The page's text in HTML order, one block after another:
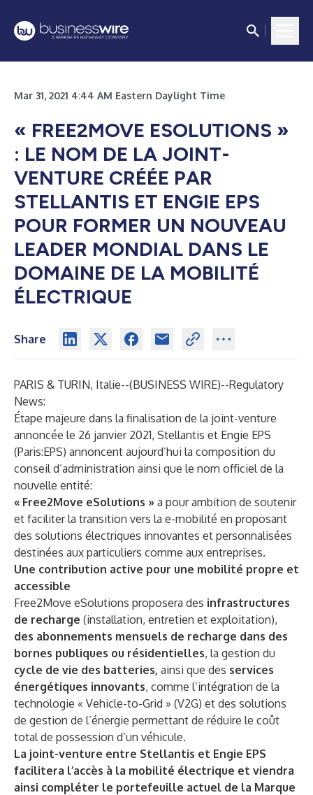
Mar 31, 2021 4:44 AM Eastern Daylight Time
« FREE2MOVE ESOLUTIONS »
: LE NOM DE LA JOINT-
VENTURE CRÉÉE PAR
STELLANTIS ET ENGIE EPS
POUR FORMER UN NOUVEAU
LEADER MONDIAL DANS LE
DOMAINE DE LA MOBILITÉ
ÉLECTRIQUE
Share
PARIS & TURIN, Italie--(BUSINESS WIRE)--Regulatory
News:
Étape majeure dans la finalisation de la joint-venture
annoncée le 26 janvier 2021, Stellantis et Engie EPS
(Paris:EPS) annoncent aujourd’hui la composition du
conseil d’administration ainsi que le nom officiel de la
nouvelle entité:
« Free2Move eSolutions » a pour ambition de soutenir
et faciliter la transition vers la e-mobilité en proposant
des solutions électriques innovantes et personnalisées
destinées aux particuliers comme aux entreprises.
Une contribution active pour une mobilité propre et
accessible
Free2Move eSolutions proposera des infrastructures
de recharge (installation, entretien et exploitation),
des abonnements mensuels de recharge dans des
bornes publiques ou résidentielles, la gestion du
cycle de vie des batteries, ainsi que des services
énergétiques innovants, comme l’intégration de la
technologie « Vehicle-to-Grid » (V2G) et des solutions
de gestion de l’énergie permettant de réduire le coût
total de possession d’un véhicule.
La joint-venture entre Stellantis et Engie EPS
facilitera l’accès à la mobilité électrique et viendra
ainsi compléter le portefeuille actuel de la Marque